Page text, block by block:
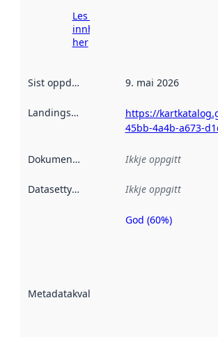
Les meir om
innhenting
her
Sist oppdatert 9. mai 2026
Landingsside
https://
45bb-4a4b-a673-
Dokumentasjon Ikkje oppgitt
Datasettype Ikkje oppgitt
Metadatakvalitet
Metadatakvalitet
God (60%)